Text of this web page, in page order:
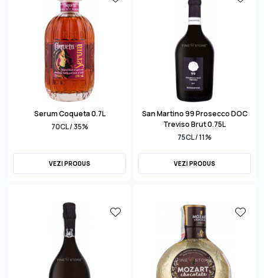
Serum Coqueta 0.7L
70CL / 35%
VEZI PRODUS
San Martino 99 Prosecco DOC
Treviso Brut 0.75L
75CL / 11%
VEZI PRODUS